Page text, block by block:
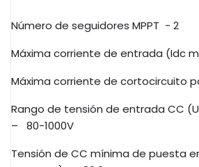
Número de seguidores MPPT - 2
Máxima corriente de entrada (Idc
Máxima corriente de cortocircuito
Rango de tensión de entrada CC
–
80-1000V
Tensión de CC mínima de puesta